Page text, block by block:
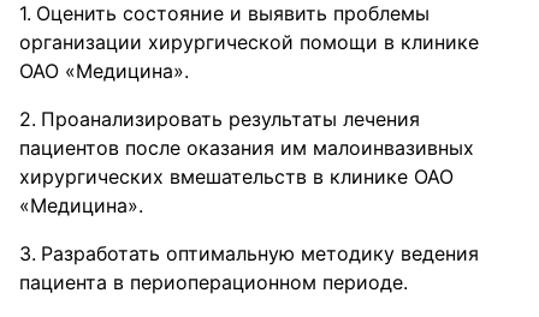
Оценить состояние и выявить проблемы
организации хирургической помощи в клинике
ОАО «Медицина».
Проанализировать результаты лечения
пациентов после оказания им малоинвазивных
хирургических вмешательств в клинике ОАО
«Медицина».
Разработать оптимальную методику ведения
пациента в периоперационном периоде.